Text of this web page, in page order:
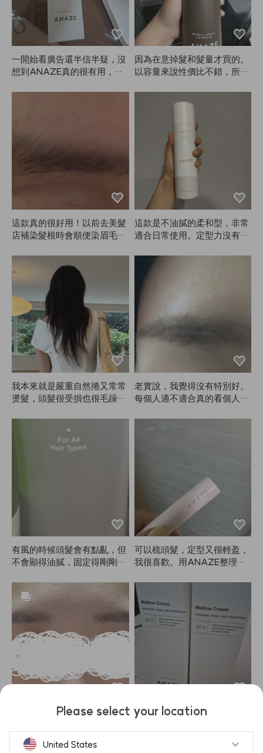
一開始看廣告還半信半疑，沒
想到ANAZE真的很有用，熱
因為在意掉髮和髮量才買的。
以容量來說性價比不錯，所以
多人提到香味，就自己試了一
下（我是香水收藏愛好者）。
味道有點像某品牌Blanc*系列
的衣物柔順劑香，覺得香味應
該會因人而異。
這款真的很好用！以前去美髮
店補染髮根時會順便染眉毛，
意。現在用ANAZE在家自己
染，真的超方便，顏色也很自
然。我2月買的，用到現在又
來回購。
這款是不油膩的柔和型，非常
適合日常使用。定型力沒有特
型噴霧。我通常會在用完其他
產品後，最後用它來補充一點
定型力。因為不是硬性定型，
地定型力就比較弱。你懂我的
意思吧？購買時可以參考一
下！這次是我第一次在Hemec
o Lab買產品，感覺比想像中
還不錯，下次可能會試試AN
AZE的硬性定型噴霧。
我本來就是嚴重自然捲又常常
燙髮，頭髮很受損也很毛躁。
乳，頭髮還是毛躁，但用這個
再加上最後的護髮油，這就是
老實說，我覺得沒有特別好。
每個人適不適合真的看個人。
有風的時候頭髮會有點亂，但
不會顯得油膩，固定得剛剛
可以梳頭髮，定型又很輕盈，
我很喜歡。用ANAZE整理頭
我的半永久眉毛紋繡顏色還是
中和一下眉色，結果超滿意！
第一次染眉，沒想到眼睛也沒
這是我第二次購買這款護髮
順、更滑，所以這次多買幾支
Please select your location
United States